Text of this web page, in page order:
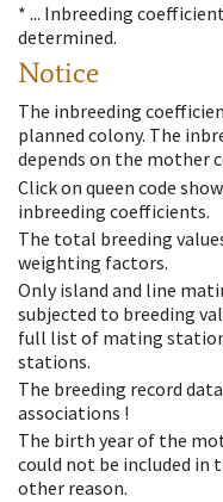
* ... Inbreeding
determined.
Notice
The inbreeding
planned colony. The
depends on the mother
Click on queen code
inbreeding coefficients.
The total breeding
weighting factors.
Only island and line
subjected to breeding
full list of mating
stations.
The breeding record
associations !
The birth year of the
could not be included in
other reason.